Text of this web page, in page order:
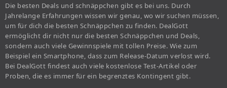
Die besten Deals und schnäppchen gibt es bei uns. Durch
Jahrelange Erfahrungen wissen wir genau, wo wir suchen müssen,
um für dich die besten Schnäppchen zu finden. DealGott
ermöglicht dir nicht nur die besten Schnäppchen und Deals,
sondern auch viele Gewinnspiele mit tollen Preise. Wie zum
Beispiel ein Smartphone, dass zum Release-Datum verlost wird.
Bei DealGott findest auch viele kostenlose Test-Artikel oder
Proben, die es immer für ein begrenztes Kontingent gibt.